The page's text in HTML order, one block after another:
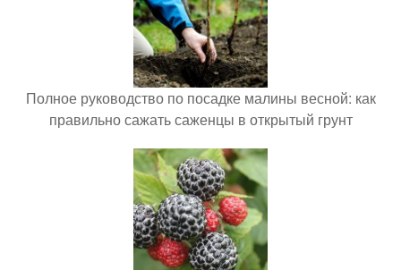
Полное руководство по посадке малины весной: как
правильно сажать саженцы в открытый грунт